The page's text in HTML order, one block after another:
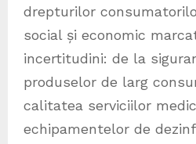
drepturilor
social și economic
incertitudini: de la
produselor de larg
calitatea serviciilor
echipamentelor de